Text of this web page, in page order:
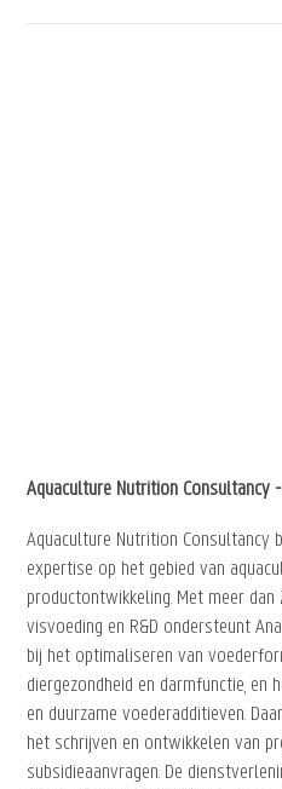
Aquaculture Nutrition Consultancy
Aquaculture Nutrition Consultancy
expertise op het gebied van
productontwikkeling. Met meer
visvoeding en R&D ondersteunt
bij het optimaliseren van
diergezondheid en darmfunctie,
en duurzame voederadditieven.
het schrijven en ontwikkelen van
subsidieaanvragen. De